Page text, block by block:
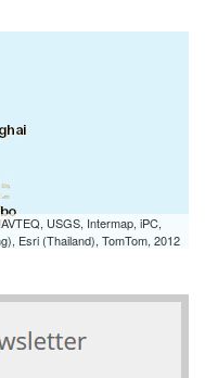
USGS, Intermap, iPC,
Esri (Thailand), TomTom, 2012